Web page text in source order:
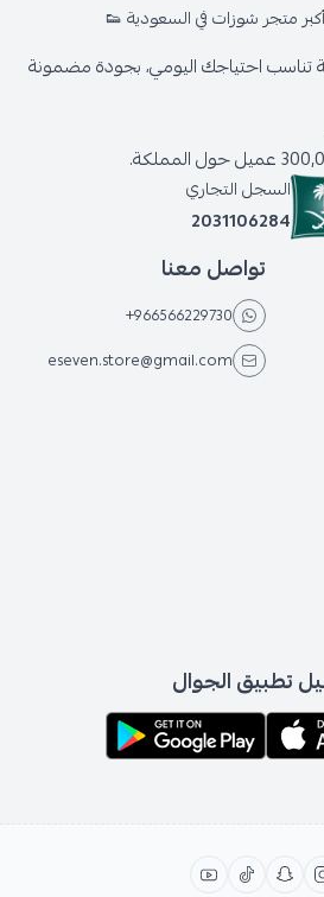
متجر شوزات في السعودية 👟
تناسب احتياجك اليومي، بجودة مضمونة
السجل التجاري
2031106284
تواصل معنا
+966566229730
eseven.store@gmail.com
تطبيق الجوال